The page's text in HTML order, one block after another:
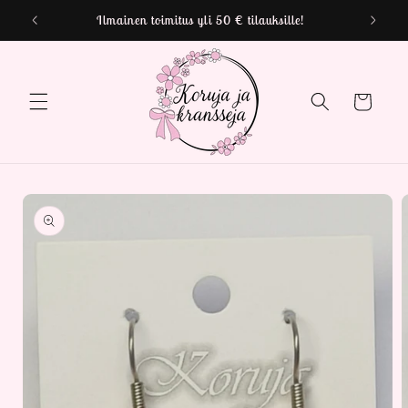
siirry
sisältöön
Ostoskori
Siirry
tuotetietoihin